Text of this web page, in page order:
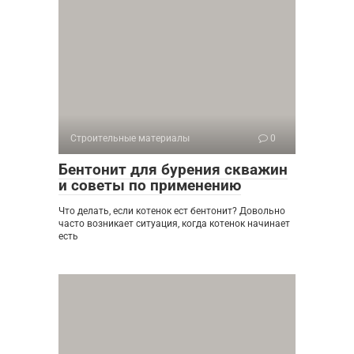
Строительные материалы 0
Бентонит для бурения скважин
и советы по применению
Что делать, если котенок ест бентонит? Довольно
часто возникает ситуация, когда котенок начинает
есть